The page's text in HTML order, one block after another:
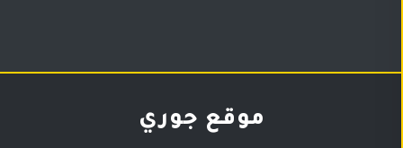
موقع جوري